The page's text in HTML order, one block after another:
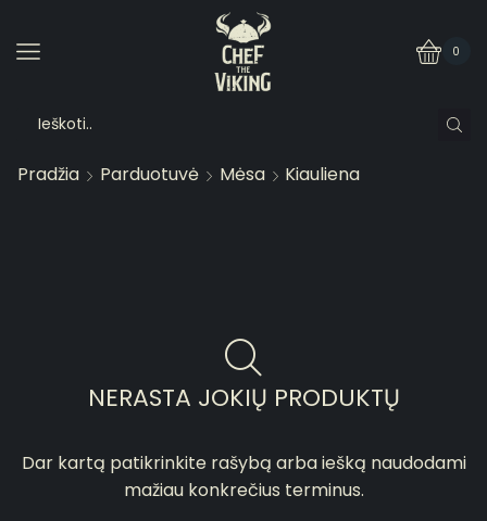
0
Pradžia Parduotuvė Mėsa Kiauliena
NERASTA JOKIŲ PRODUKTŲ
Dar kartą patikrinkite rašybą arba iešką naudodami
mažiau konkrečius terminus.